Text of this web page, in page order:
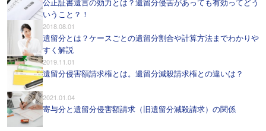
いうこと？！
2018.08.01
遺留分とは？ケースごとの遺留分割合や計算方法までわかりや
すく解説
2019.11.01
遺留分侵害額請求権とは。遺留分減殺請求権との違いは？
2021.01.04
寄与分と遺留分侵害額請求（旧遺留分減殺請求）の関係